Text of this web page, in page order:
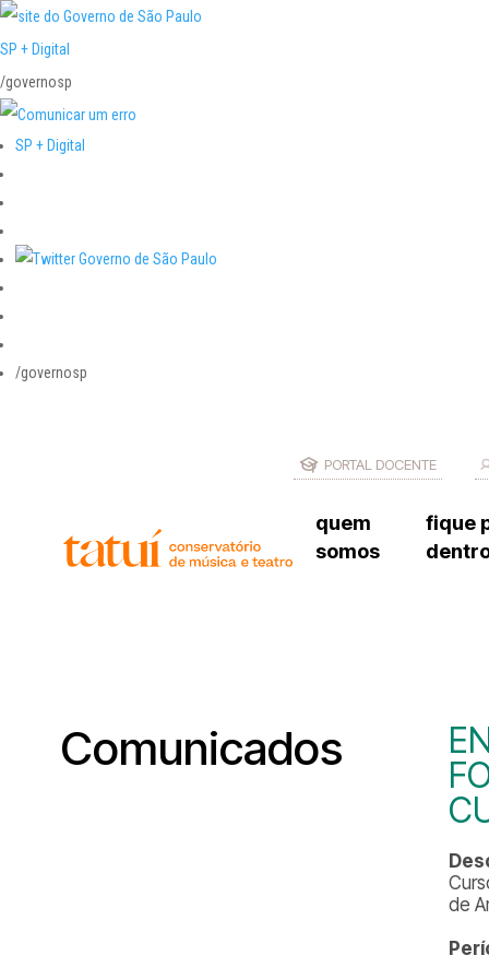
SP + Digital
/governosp
SP + Digital
/governosp
PORTAL DOCENTE
quem
somos
fique
Comunicados
de